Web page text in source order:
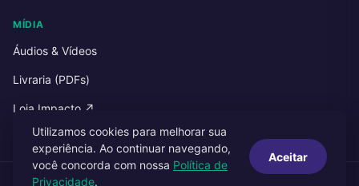
MÍDIA
Áudios & Vídeos
Livraria (PDFs)
Loja Impacto ↗
© 2026 Impacto Publicações. Todos os direitos reservados.
Utilizamos cookies para melhorar sua
experiência. Ao continuar navegando,
você concorda com nossa Política de
Privacidade.
Aceitar